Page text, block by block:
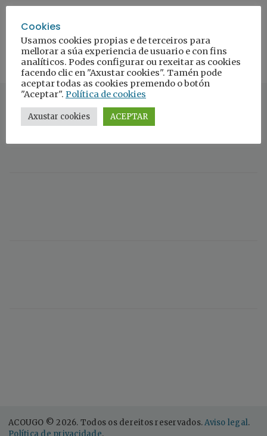
ACOUGO © 2026. Todos os dereitos reservados.Aviso legal.
Política de privacidade.
Cookies
Usamos cookies propias e de terceiros para
mellorar a súa experiencia de usuario e con fins
analíticos. Podes configurar ou rexeitar as cookies
facendo clic en "Axustar cookies". Tamén pode
aceptar todas as cookies premendo o botón
"Aceptar". Política de cookies
Axustar cookies ACEPTAR